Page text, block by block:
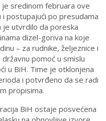
je sredinom februara ove
postupajući po presudama
je utvrdilo da poreska
dizel-goriva na koje
– za rudnike, željeznice i
pomoć u smislu
u BiH. Time je otklonjena
i potvrđeno da se radi
propisima.
BiH ostaje posvećena